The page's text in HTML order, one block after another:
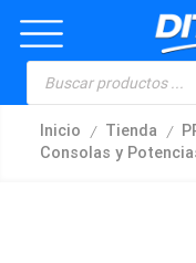
Inicio / Tienda /
Consolas y